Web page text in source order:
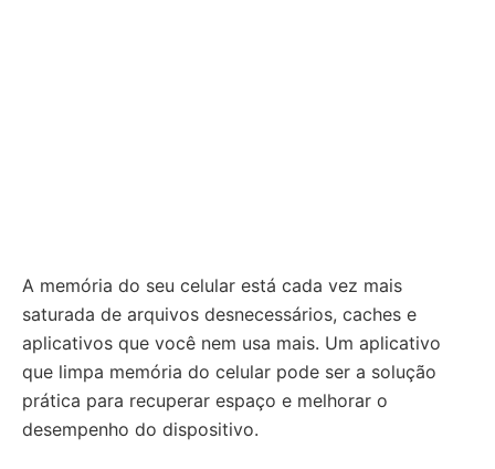
A memória do seu celular está cada vez mais
saturada de arquivos desnecessários, caches e
aplicativos que você nem usa mais. Um aplicativo
que limpa memória do celular pode ser a solução
prática para recuperar espaço e melhorar o
desempenho do dispositivo.